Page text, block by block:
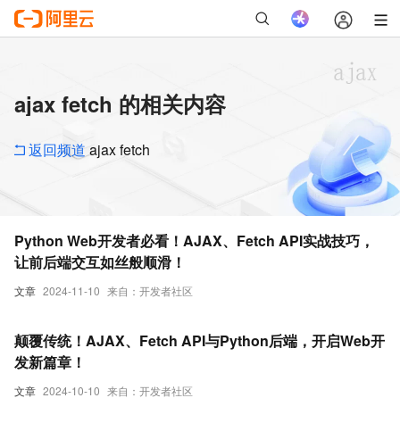
ajax fetch 的相关内容
返回频道 ajax fetch
文章 2024-11-10 来自：开发者社区
Python Web开发者必看！AJAX、Fetch API实战技巧，
让前后端交互如丝般顺滑！
文章 2024-10-10 来自：开发者社区
颠覆传统！AJAX、Fetch API与Python后端，开启Web开
发新篇章！